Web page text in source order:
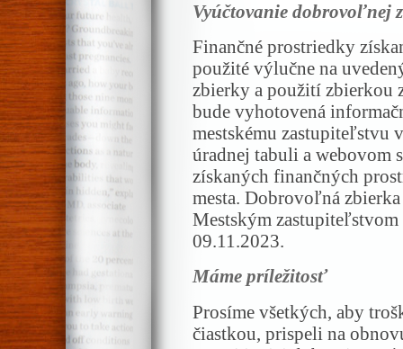
Vyúčtovanie dobrovoľnej
Finančné prostriedky
použité výlučne na
zbierky a použití zbierkou
bude vyhotovená
mestskému zastupiteľstvu
úradnej tabuli a webovom
získaných finančných
mesta. Dobrovoľná
Mestským zastupiteľstvom
09.11.2023.
Máme príležitosť
Prosíme všetkých, aby
čiastkou, prispeli na